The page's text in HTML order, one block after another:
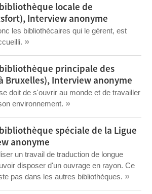
locale de
Interview anonyme
les bibliothécaires qui le gèrent, est
»
principale des
Bruxelles), Interview anonyme
doit de s'ouvrir au monde et de travailler
environnement. »
spéciale de la Ligue
anonyme
un travail de traduction de longue
disposer d'un ouvrage en rayon. Ce
pas dans les autres bibliothèques. »